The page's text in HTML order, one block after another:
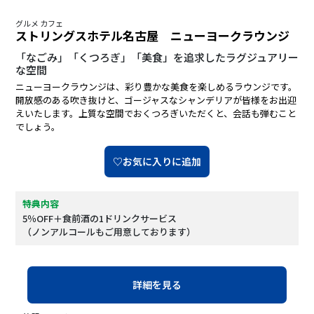
グルメ カフェ
ストリングスホテル名古屋 ニューヨークラウンジ
「なごみ」「くつろぎ」「美食」を追求したラグジュアリー
な空間
ニューヨークラウンジは、彩り豊かな美食を楽しめるラウンジです。
開放感のある吹き抜けと、ゴージャスなシャンデリアが皆様をお出迎
えいたします。上質な空間でおくつろぎいただくと、会話も弾むこと
でしょう。
♡お気に入りに追加
特典内容
5％OFF＋食前酒の1ドリンクサービス
（ノンアルコールもご用意しております）
詳細を見る